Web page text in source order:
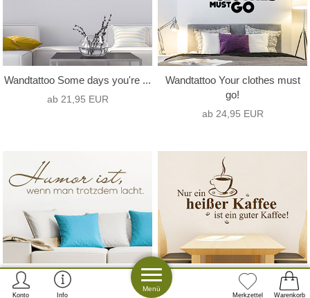
Wandtattoo Some days you're ...
ab 21,95 EUR
Wandtattoo Your clothes must
go!
ab 24,95 EUR
Wandtattoo Humor ist Wandtattoo Heißer Kaffee
Warenkorb
Merkzettel
Menü
Konto Info